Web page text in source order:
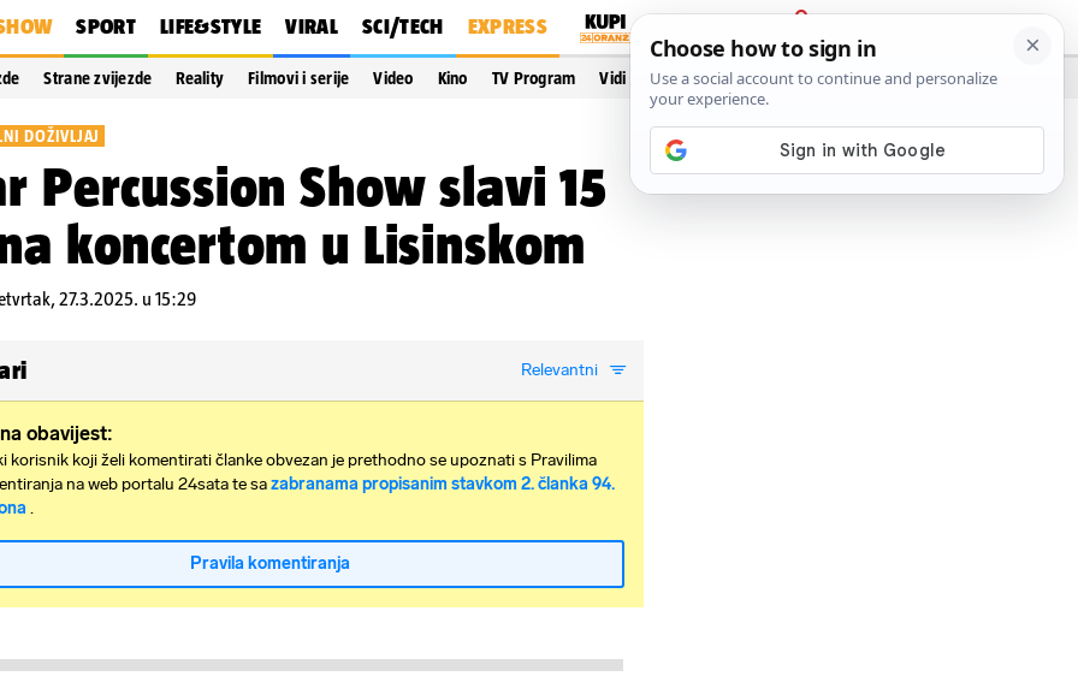
SPORT LIFE&STYLE VIRAL SCI/TECH EXPRESS
PRIJAVA
Strane zvijezde Reality Filmovi i serije Video Kino TV Program Vidi još…
DOŽIVLJAJ
Percussion Show slavi 15
koncertom u Lisinskom
27.3.2025. u 15:29
Relevantni
obavijest:
korisnik koji želi komentirati članke obvezan je prethodno se upoznati s Pravilima
na web portalu 24sata te sazabranama propisanim stavkom 2. članka 94.
.
Pravila komentiranja